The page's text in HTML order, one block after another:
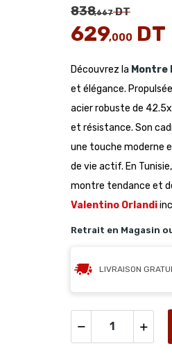
838,667DT
629,000 DT
Découvrez la Montre
et élégance.
acier robuste de
et résistance. Son
une touche moderne
de vie actif. En
montre tendance et
Valentino Orlandi
Retrait en Magasin
LIVRAISON